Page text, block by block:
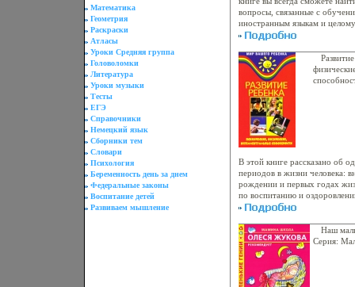
Математика
Геометрия
Раскраски
Атласы
Уроки Средняя группа
Головоломки
Литература
Уроки музыки
Тесты
ЕГЭ
Справочники
Немецкий язык
Сборники тем
Словари
Психология
Беременность день за днем
Федеральные законы
Воспитание детей
Развиваем мышление
вопросы, связанные с
иностранным языкам и
дисциплиаыякцн Даже если
профессионально
и задать грамотные вопросы
эталон, по которому в
научитесь смотреть на мир
детства Автор Инна
В этой книге рассказано об
периодов в жизни человека:
рождении и первых годах
по воспитанию и
психичеаыялвских,
Наш
Серия: